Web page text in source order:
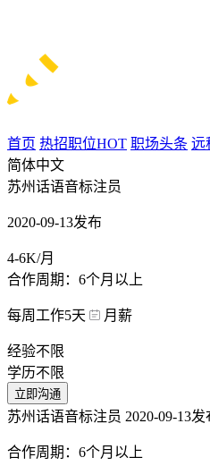
首页 热招职位HOT 职场头条 远
简体中文
苏州话语音标注员
2020-09-13发布
4-6K/月
合作周期：6个月以上
每周工作5天 月薪
经验不限
学历不限
立即沟通
苏州话语音标注员 2020-09-13发
合作周期：6个月以上